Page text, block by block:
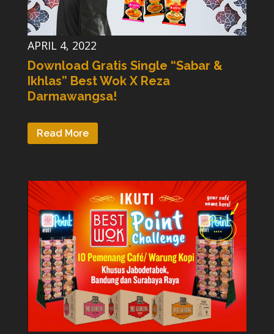
APRIL 4, 2022
Download Gratis Single “Sabar &
Ikhlas” Best Wok X Reza
Darmawangsa!
Read More